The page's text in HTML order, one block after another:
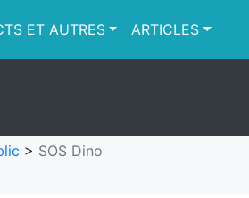
ET AUTRES ARTICLES
> SOS Dino